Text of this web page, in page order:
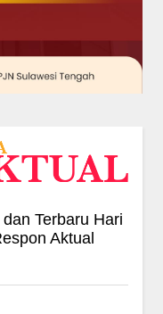
Terbaru Hari
Aktual